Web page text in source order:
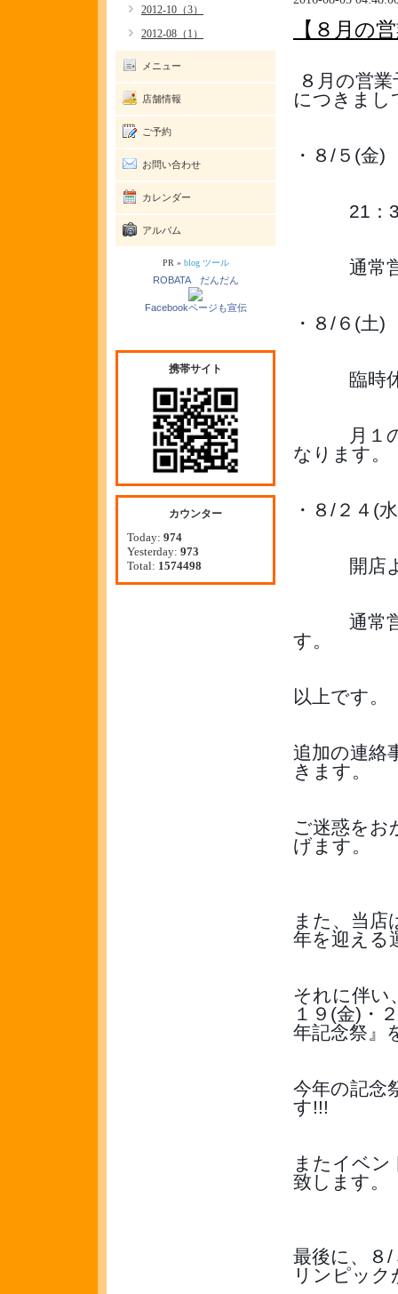
【８月の
８月の営
につきまし
・８/５(
21：30
通常営業
・８/６(
臨時休
月１の第
なります。
・８/２４
開店よ
通常営業
す。
以上です。
追加の連絡
きます。
ご迷惑をお
げます。
また、当店
年を迎える
それに伴い
１９(金)・
年記念祭』
今年の記念
す!!!
またイベ
致します。
最後に、８
リンピッ
2012-10（3）
2012-08（1）
メニュー
店舗情報
ご予約
お問い合わせ
カレンダー
アルバム
PR » blog ツール
ROBATA だんだん
Facebookページも宣伝
携帯サイト
カウンター
Today: 974
Yesterday: 973
Total: 1574498